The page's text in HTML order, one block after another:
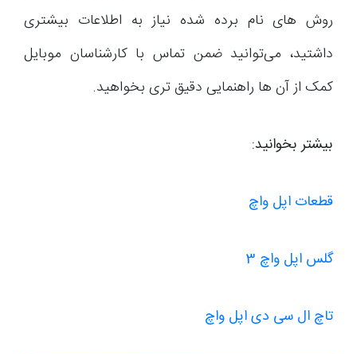
روش های نام برده شده نیاز به اطلاعات بیشتری
داشتید، می‌توانید ضمن تماس با کارشناسان موبایل
کمک از آن ها راهنمایی دقیق تری بخواهید.
بیشتر بخوانید:
قطعات اپل واچ
گلس اپل واچ 3
تاچ ال سی دی اپل واچ